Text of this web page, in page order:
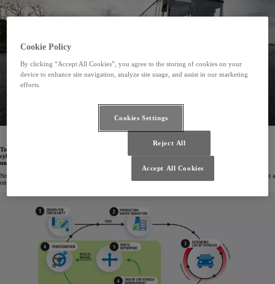
Toyota Motor Europe zakládá vlastní cirkulární továrnu pro recyklaci aut na konci jejich životního
cyklu. Vyroste v polském Valbřichu. Recyklační a výrobní závod se bude rozkládat na ploše 25 000
metrů čtverečních a každý rok zpracuje bezmála 20 000 vozidel vyřazených z provozu.
Nová továrna rozvíjí model oběhové ekonomiky s cílem znovu použít a recyklovat materiály z vyřazených aut a
omezit jejich plýtvání. Závod bude získávat nejen opětovně využitelné komponenty, ale i suroviny.
Cookie Policy
By clicking “Accept All Cookies”, you agree to the storing of cookies on your
device to enhance site navigation, analyze site usage, and assist in our marketing
efforts.
Cookies Settings
Reject All
Accept All Cookies